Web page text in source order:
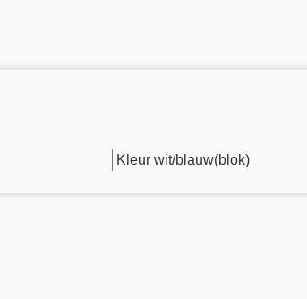
Kleur wit/blauw(blok)